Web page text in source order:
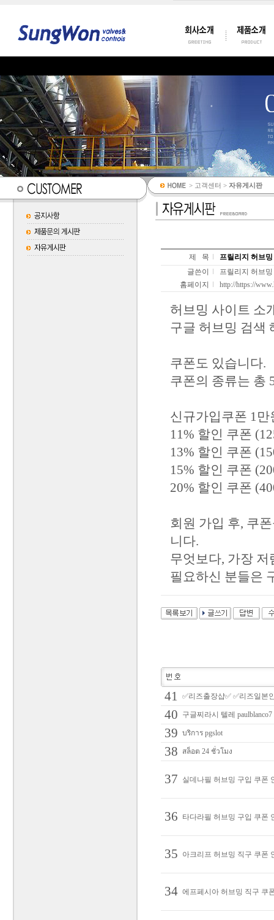
> 고객센터 > 자유게시판
제 목
프릴리지 허브
글쓴이
프릴리지 허브
홈페이지
http://https://
허브밍 사이트 소
구글 허브밍 검색
쿠폰도 있습니다.
쿠폰의 종류는 총
신규가입쿠폰 1
11% 할인 쿠폰
13% 할인 쿠폰
15% 할인 쿠폰
20% 할인 쿠폰
회원 가입 후, 쿠
니다.
무엇보다, 가장
필요하신 분들은
41 ✅리즈출장샵✅ ✅리즈일본
40 구글찌라시 텔레
39 บริการ pgslot
38 สล็อต 24 ชั่วโมง
37 실데나필 허브밍 구입 쿠폰
36 타다라필 허브밍 구입 쿠폰
35 아크리프 허브밍 직구 쿠폰
34 에프페시아 허브밍 직구 쿠